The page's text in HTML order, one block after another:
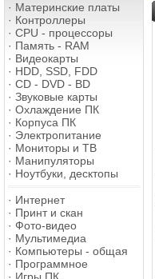
· Материнские платы
· Контроллеры
· CPU - процессоры
· Память - RAM
· Видеокарты
· HDD, SSD, FDD
· CD - DVD - BD
· Звуковые карты
· Охлаждение ПК
· Корпуса ПК
· Электропитание
· Мониторы и ТВ
· Манипуляторы
· Ноутбуки, десктопы
· Интернет
· Принт и скан
· Фото-видео
· Мультимедиа
· Компьютеры - общая
· Программное